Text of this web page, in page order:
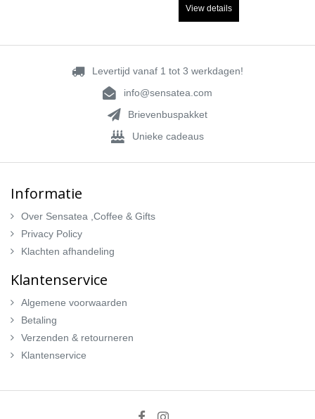
View details
Levertijd vanaf 1 tot 3 werkdagen!
info@sensatea.com
Brievenbuspakket
Unieke cadeaus
Informatie
Over Sensatea ,Coffee & Gifts
Privacy Policy
Klachten afhandeling
Klantenservice
Algemene voorwaarden
Betaling
Verzenden & retourneren
Klantenservice